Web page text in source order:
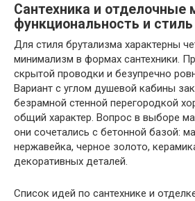
Сантехника и отделочные
функциональность и стиль
Для стиля брутализма характерны
минимализм в формах сантехники.
скрытой проводки и безупречно
Вариант с углом душевой кабины
безрамной стенной перегородкой
общий характер. Вопрос в выборе
они сочетались с бетонной базой:
нержавейка, черное золото,
декоративных деталей.
Список идей по сантехнике и